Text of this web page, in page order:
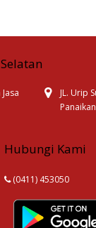
JL. Urip
Hubungi Kami
(0411) 453050